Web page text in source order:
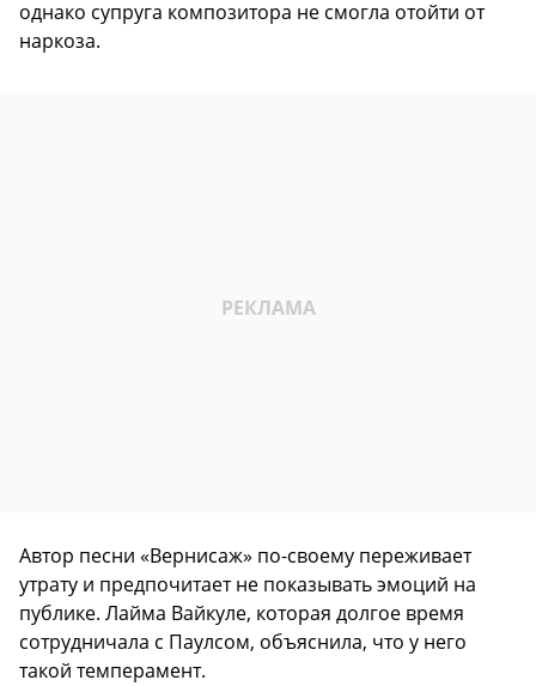
однако супруга композитора не смогла отойти от
наркоза.
Автор песни «Вернисаж» по-своему переживает
утрату и предпочитает не показывать эмоций на
публике. Лайма Вайкуле, которая долгое время
сотрудничала с Паулсом, объяснила, что у него
такой темперамент.